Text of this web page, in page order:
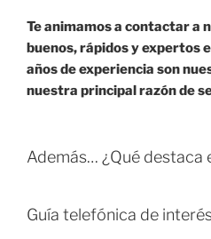
Te animamos a contactar a
buenos, rápidos y expertos
años de experiencia son
nuestra principal razón de
Además… ¿Qué destaca
Guía telefónica de